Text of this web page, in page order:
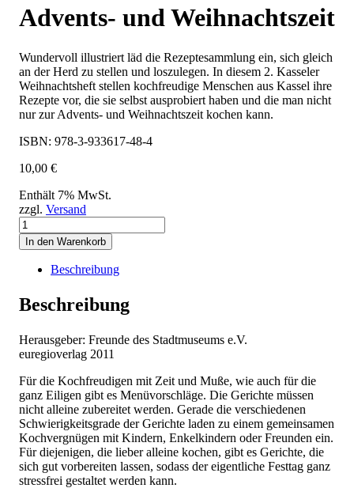
Advents- und Weihnachtszeit
Wundervoll illustriert läd die Rezeptesammlung ein, sich gleich
an der Herd zu stellen und loszulegen. In diesem 2. Kasseler
Weihnachtsheft stellen kochfreudige Menschen aus Kassel ihre
Rezepte vor, die sie selbst ausprobiert haben und die man nicht
nur zur Advents- und Weihnachtszeit kochen kann.
ISBN: 978-3-933617-48-4
10,00 €
Enthält 7% MwSt.
zzgl. Versand
2.
Kasseler
Weihnachtsheft
Leckere
für
Advents-
und
Weihnachtszeit
Menge
In den Warenkorb
Beschreibung
Beschreibung
Herausgeber: Freunde des Stadtmuseums e.V.
euregioverlag 2011
Für die Kochfreudigen mit Zeit und Muße, wie auch für die
ganz Eiligen gibt es Menüvorschläge. Die Gerichte müssen
nicht alleine zubereitet werden. Gerade die verschiedenen
Schwierigkeitsgrade der Gerichte laden zu einem gemeinsamen
Kochvergnügen mit Kindern, Enkelkindern oder Freunden ein.
Für diejenigen, die lieber alleine kochen, gibt es Gerichte, die
sich gut vorbereiten lassen, sodass der eigentliche Festtag ganz
stressfrei gestaltet werden kann.